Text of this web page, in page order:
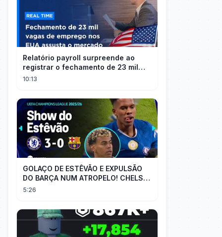
Relatório payroll surpreende ao
registrar o fechamento de 23 mil
vagas nos EUA
10:13
GOLAÇO DE ESTÊVÃO E EXPULSÃO
DO BARÇA NUM ATROPELO! CHELSEA
3X0 BARCELONA - MELHORES
5:26